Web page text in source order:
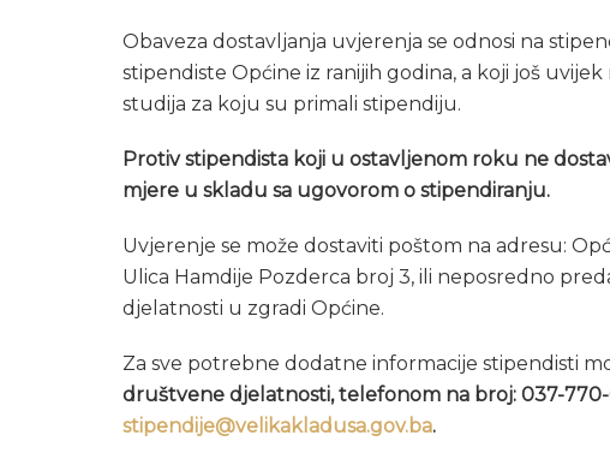
Obaveza dostavljanja uvjerenja se odnosi na
stipendiste Općine iz ranijih godina, a koji još
studija za koju su primali stipendiju.
Protiv stipendista koji u ostavljenom roku ne
mjere u skladu sa ugovorom o stipendiranju.
Uvjerenje se može dostaviti poštom na adresu:
Ulica Hamdije Pozderca broj 3, ili neposredno
djelatnosti u zgradi Općine.
Za sve potrebne dodatne informacije stipendisti
društvene djelatnosti, telefonom na broj: 037-770-
stipendije@velikakladusa.gov.ba.